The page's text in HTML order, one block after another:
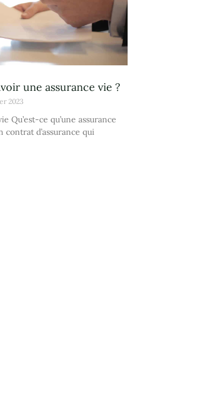
une assurance vie ?
2023
Qu’est-ce qu’une assurance
contrat d’assurance qui